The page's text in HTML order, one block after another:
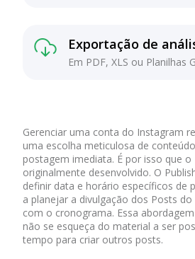
Exportação de
Em PDF, XLS ou Planilhas
Gerenciar uma conta do Instagram
uma escolha meticulosa de
postagem imediata. É por isso que o
originalmente desenvolvido. O
definir data e horário específicos de
a planejar a divulgação dos Posts
com o cronograma. Essa
não se esqueça do material a ser
tempo para criar outros posts.